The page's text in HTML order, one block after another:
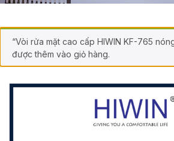
“Vòi rửa mặt cao cấp HIWIN KF-765
được thêm vào giỏ hàng.